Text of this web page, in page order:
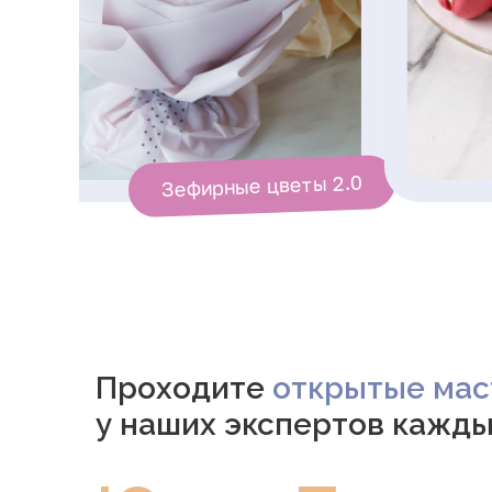
Зефирные цветы 2.0
Проходите открытые
у наших экспертов